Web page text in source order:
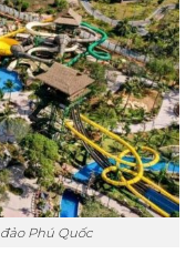
Phú Quốc